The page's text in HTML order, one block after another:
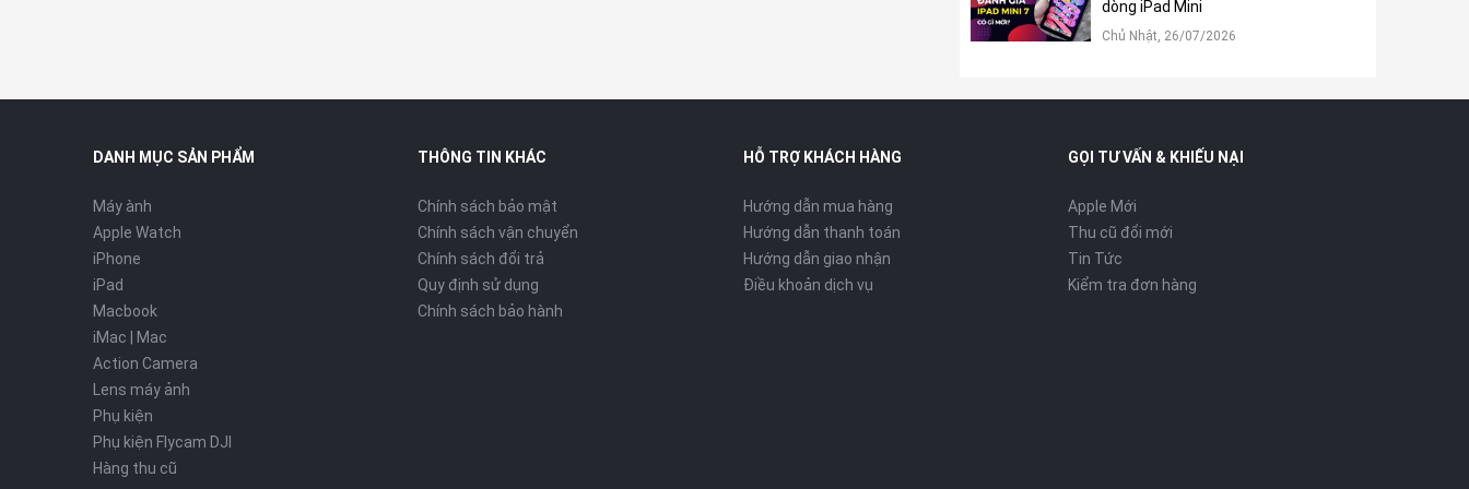
dòng iPad Mini
Chủ Nhật, 26/07/2026
DANH MỤC SẢN PHẨM
Máy ành
Apple Watch
iPhone
iPad
Macbook
iMac | Mac
Action Camera
Lens máy ảnh
Phụ kiện
Phụ kiện Flycam DJI
Hàng thu cũ
THÔNG TIN KHÁC
Chính sách bảo mật
Chính sách vận chuyển
Chính sách đổi trả
Quy định sử dụng
Chính sách bảo hành
HỖ TRỢ KHÁCH HÀNG
Hướng dẫn mua hàng
Hướng dẫn thanh toán
Hướng dẫn giao nhận
Điều khoản dịch vụ
GỌI TƯ VẤN & KHIẾU NẠI
Apple Mới
Thu cũ đổi mới
Tin Tức
Kiểm tra đơn hàng